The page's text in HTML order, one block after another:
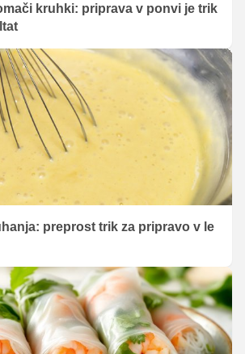
kruhki: priprava v ponvi je trik
preprost trik za pripravo v le